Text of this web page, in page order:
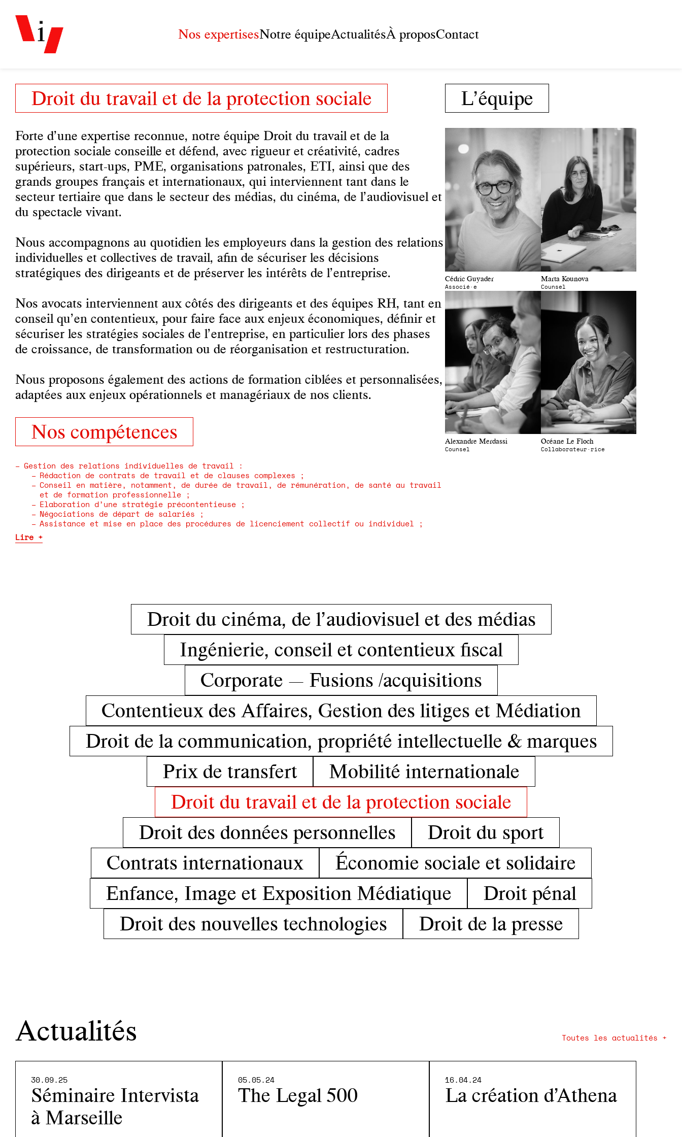
Nos expertisesNotre équipeActualitésÀ proposContact
Droit du travail et de la protection sociale
Forte d’une expertise reconnue, notre équipe Droit du travail et de la
protection sociale conseille et défend, avec rigueur et créativité, cadres
supérieurs, start-ups, PME, organisations patronales, ETI, ainsi que des
grands groupes français et internationaux, qui interviennent tant dans le
secteur tertiaire que dans le secteur des médias, du cinéma, de l’audiovisuel et
du spectacle vivant.
Nous accompagnons au quotidien les employeurs dans la gestion des relations
individuelles et collectives de travail, afin de sécuriser les décisions
stratégiques des dirigeants et de préserver les intérêts de l’entreprise.
Nos avocats interviennent aux côtés des dirigeants et des équipes RH, tant en
conseil qu’en contentieux, pour faire face aux enjeux économiques, définir et
sécuriser les stratégies sociales de l’entreprise, en particulier lors des phases
de croissance, de transformation ou de réorganisation et restructuration.
Nous proposons également des actions de formation ciblées et personnalisées,
adaptées aux enjeux opérationnels et managériaux de nos clients.
Nos compétences
Gestion des relations individuelles de travail :
Rédaction de contrats de travail et de clauses complexes ;
Conseil en matière, notamment, de durée de travail, de rémunération, de santé au travail
et de formation professionnelle ;
Elaboration d’une stratégie précontentieuse ;
Négociations de départ de salariés ;
Assistance et mise en place des procédures de licenciement collectif ou individuel ;
L’équipe
Cédric Guyader
Associé·e
Marta Kounova
Counsel
Alexandre Merdassi
Counsel
Océane Le Floch
Collaborateur·rice
Droit du cinéma, de l’audiovisuel et des médias
Ingénierie, conseil et contentieux fiscal
Corporate — Fusions /acquisitions
Contentieux des Affaires, Gestion des litiges et Médiation
Droit de la communication, propriété intellectuelle & marques
Prix de transfert
Mobilité internationale
Droit du travail et de la protection sociale
Droit des données personnelles
Droit du sport
Contrats internationaux
Économie sociale et solidaire
Enfance, Image et Exposition Médiatique
Droit pénal
Droit des nouvelles technologies
Droit de la presse
Actualités Toutes les actualités +
30.09.25
Séminaire Intervista
à Marseille
05.05.24
The Legal 500
16.04.24
La création d’Athena